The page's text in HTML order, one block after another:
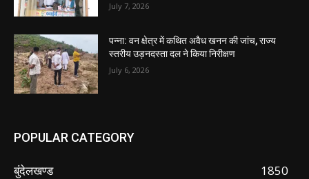
July 7, 2026
पन्ना: वन क्षेत्र में कथित अवैध खनन की जांच, राज्य
स्तरीय उड़नदस्ता दल ने किया निरीक्षण
July 6, 2026
POPULAR CATEGORY
बुंदेलखण्ड
1850